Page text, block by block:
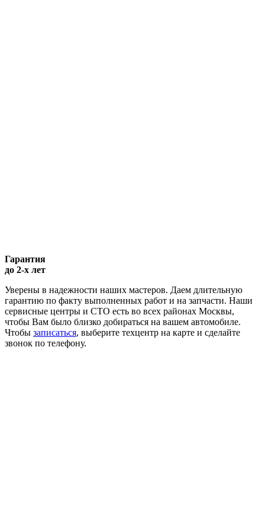
Гарантия
до 2-х лет
Уверены в надежности наших мастеров. Даем длительную
гарантию по факту выполненных работ и на запчасти. Наши
сервисные центры и СТО есть во всех районах Москвы,
чтобы Вам было близко добираться на вашем автомобиле.
Чтобы записаться, выберите техцентр на карте и сделайте
звонок по телефону.